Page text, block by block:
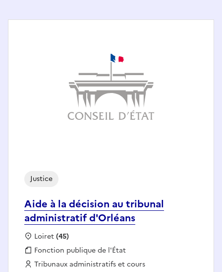
Aide à la décision au tribunal
administratif d'Orléans
Justice
Localisation :
Loiret(45)
Fonction publique :
Fonction publique de l'État
Employeur :
Tribunaux administratifs et cours